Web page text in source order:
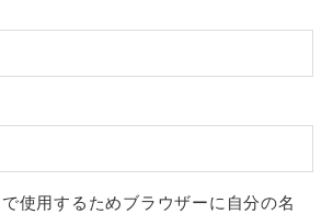
使用するためブラウザーに自分の名